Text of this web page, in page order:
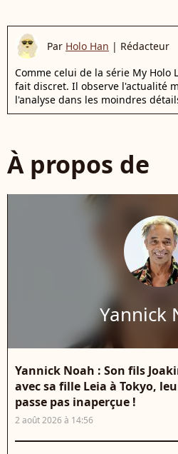
Par Holo Han | Rédacteur
Comme celui de la série My Holo
fait discret. Il observe l'actualité
l'analyse dans les moindres
À propos de
Yannick
Yannick Noah : Son fils
avec sa fille Leia à Tokyo,
passe pas inaperçue !
2 août 2026 à 14:56